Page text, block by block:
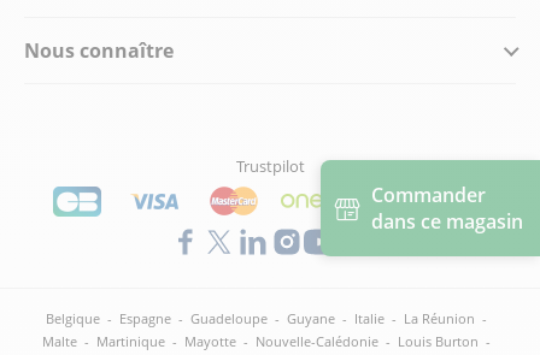
Commander
dans ce magasin
Nous connaître
Trustpilot
Belgique - Espagne - Guadeloupe - Guyane - Italie - La Réunion -
Malte - Martinique - Mayotte - Nouvelle-Calédonie - Louis Burton -